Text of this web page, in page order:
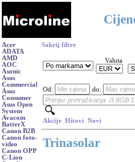
Acer
ADATA
AMD
AOC
Asonic
Asus
Commercial
Asus
Consumer
Asus Open
System
Avacom
BatterX
Canon B2B
Canon foto-
video
Canon OPP
C-Lion
Sakrij filtre
Valuta
Od: do:
Akcije Hitovi Novi
Trinasolar